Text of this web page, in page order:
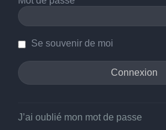
Se souvenir de moi
J’ai oublié mon mot de passe